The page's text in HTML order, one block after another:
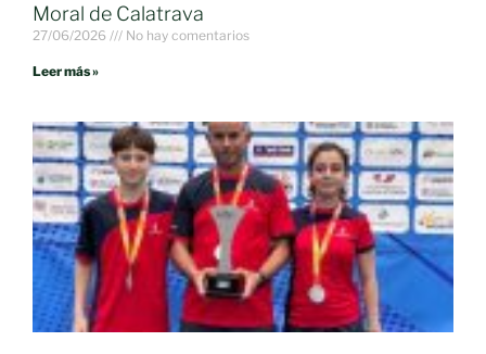
Moral de Calatrava
27/06/2026 No hay comentarios
Leer más »